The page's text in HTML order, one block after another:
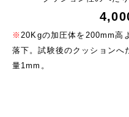
※20Kgの加圧体を200mm高
落下。試験後のクッションへ
量1mm。